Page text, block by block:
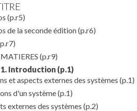
(p.r5)
de la seconde édition(p.r6)
(p.r9)
1. Introduction (p.1)
et aspects externes des systèmes (p.1)
d'un système(p.1)
externes des systèmes (p.2)